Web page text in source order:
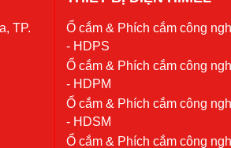
TP. Ổ cắm & Phích cắm công
- HDPS
Ổ cắm & Phích cắm công
- HDPM
Ổ cắm & Phích cắm công
- HDSM
Ổ cắm & Phích cắm công